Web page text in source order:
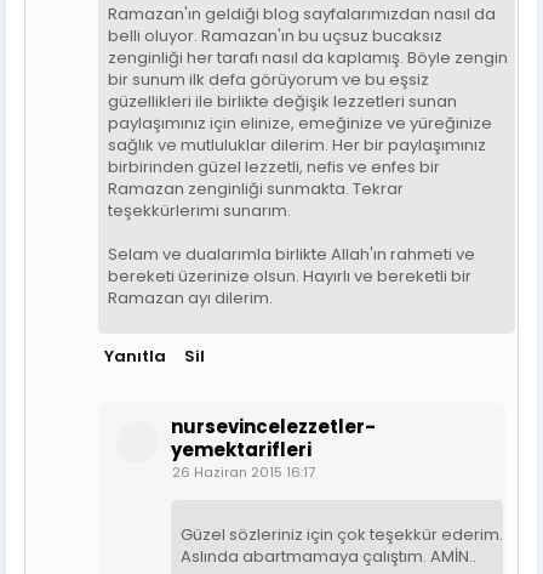
Ramazan'ın geldiği blog sayfalarımızdan nasıl da
belli oluyor. Ramazan'ın bu uçsuz bucaksız
zenginliği her tarafı nasıl da kaplamış. Böyle zengin
bir sunum ilk defa görüyorum ve bu eşsiz
güzellikleri ile birlikte değişik lezzetleri sunan
paylaşımınız için elinize, emeğinize ve yüreğinize
sağlık ve mutluluklar dilerim. Her bir paylaşımınız
birbirinden güzel lezzetli, nefis ve enfes bir
Ramazan zenginliği sunmakta. Tekrar
teşekkürlerimi sunarım.
Selam ve dualarımla birlikte Allah'ın rahmeti ve
bereketi üzerinize olsun. Hayırlı ve bereketli bir
Ramazan ayı dilerim.
Yanıtla Sil
nursevincelezzetler-
yemektarifleri
26 Haziran 2015 16:17
Güzel sözleriniz için çok teşekkür ederim.
Aslında abartmamaya çalıştım. AMİN..